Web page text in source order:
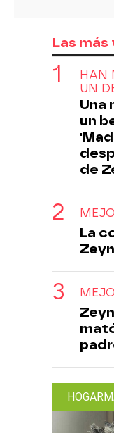
Las
HAN
UN
Una
un
de
La